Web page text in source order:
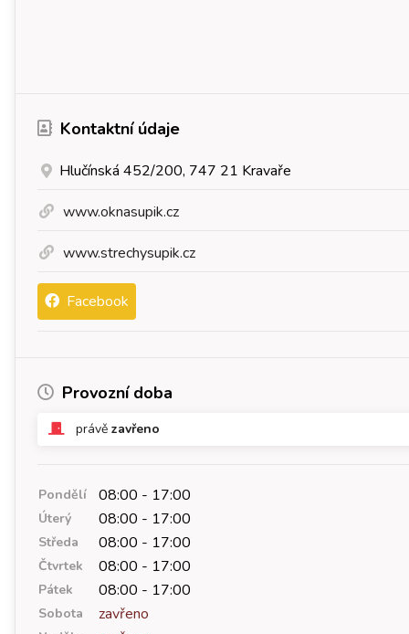
Kontaktní údaje
Hlučínská 452/200, 747 21 Kravaře
www.oknasupik.cz
www.strechysupik.cz
Facebook
Provozní doba
právě zavřeno
Pondělí 08:00 - 17:00
Úterý 08:00 - 17:00
Středa 08:00 - 17:00
Čtvrtek 08:00 - 17:00
Pátek 08:00 - 17:00
Sobota zavřeno